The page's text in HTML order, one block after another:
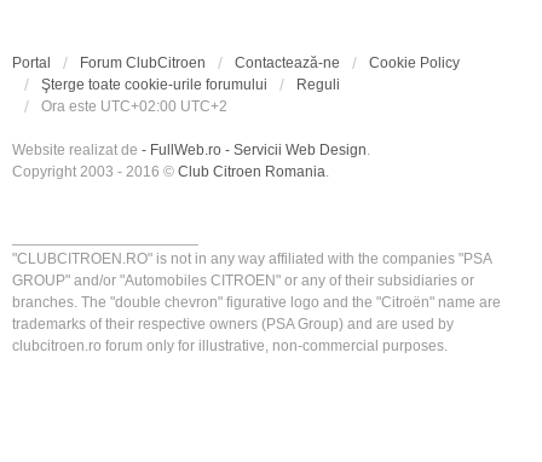
Portal Forum ClubCitroen Contactează-ne
Cookie Policy
Şterge toate cookie-urile forumului
Reguli
Ora este UTC+02:00 UTC+2
Website realizat de - FullWeb.ro - Servicii Web Design.
Copyright 2003 - 2016 © Club Citroen Romania.
"CLUBCITROEN.RO" is not in any way affiliated with the companies "PSA
GROUP" and/or "Automobiles CITROEN" or any of their subsidiaries or
branches. The "double chevron" figurative logo and the "Citroën" name are
trademarks of their respective owners (PSA Group) and are used by
clubcitroen.ro forum only for illustrative, non-commercial purposes.